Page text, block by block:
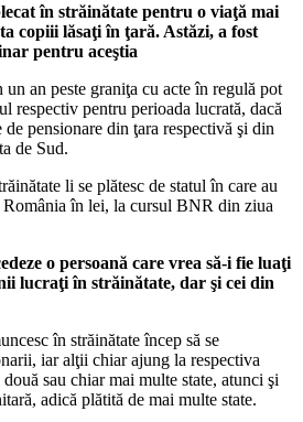
în străinătate pentru o viaţă mai
copiii lăsaţi în ţară. Astăzi, a fost
pentru aceştia
an peste graniţa cu acte în regulă pot
respectiv pentru perioada lucrată, dacă
pensionare din ţara respectivă şi din
de Sud.
li se plătesc de statul în care au
România în lei, la cursul BNR din ziua
o persoană care vrea să-i fie luaţi
lucraţi în străinătate, dar şi cei din
în străinătate încep să se
iar alţii chiar ajung la respectiva
sau chiar mai multe state, atunci şi
adică plătită de mai multe state.